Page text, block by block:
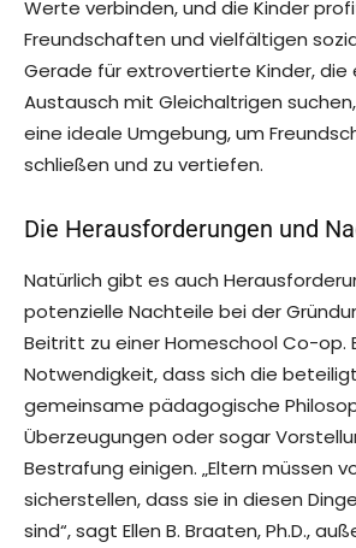
Werte verbinden, und die Kinder
Freundschaften und vielfältigen
Gerade für extrovertierte Kinder, die
Austausch mit Gleichaltrigen
eine ideale Umgebung, um
schließen und zu vertiefen.
Die Herausforderungen und
Natürlich gibt es auch
potenzielle Nachteile bei der
Beitritt zu einer Homeschool Co-op.
Notwendigkeit, dass sich die
gemeinsame pädagogische
Überzeugungen oder sogar
Bestrafung einigen. „Eltern müssen
sicherstellen, dass sie in diesen
sind“, sagt Ellen B. Braaten, Ph.D.,